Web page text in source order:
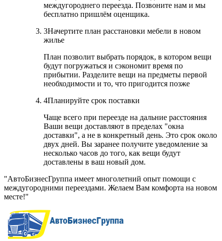
междугороднего переезда. Позвоните нам и мы
бесплатно пришлём оценщика.
3Начертите план расстановки мебели в новом
жилье
План позволит выбрать порядок, в котором вещи
будут погружаться и сэкономит время по
прибытии. Разделите вещи на предметы первой
необходимости и то, что пригодится позже
4Планируйте срок поставки
Чаще всего при переезде на дальние расстояния
Ваши вещи доставляют в пределах "окна
доставки", а не в конкретный день. Это срок около
двух дней. Вы заранее получите уведомление за
несколько часов до того, как вещи будут
доставлены в ваш новый дом.
АвтоБизнесГруппа имеет многолетний опыт помощи с
междугородними переездами. Желаем Вам комфорта на новом
месте!